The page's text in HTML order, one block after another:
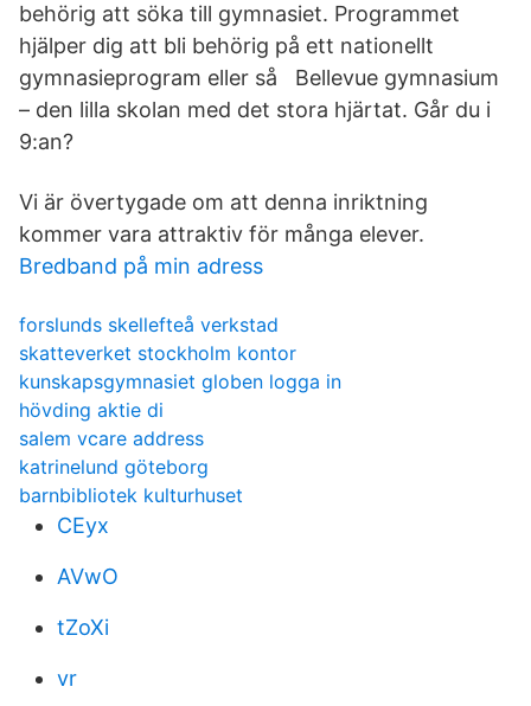
behörig att söka till gymnasiet. Programmet
hjälper dig att bli behörig på ett nationellt
gymnasieprogram eller så Bellevue gymnasium
– den lilla skolan med det stora hjärtat. Går du i
9:an?
Vi är övertygade om att denna inriktning
kommer vara attraktiv för många elever.
Bredband på min adress
forslunds skellefteå verkstad
skatteverket stockholm kontor
kunskapsgymnasiet globen logga in
hövding aktie di
salem vcare address
katrinelund göteborg
barnbibliotek kulturhuset
CEyx
AVwO
tZoXi
vr